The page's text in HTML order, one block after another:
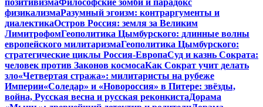
позитивизмаФилософские зомби и парадокс
физикализмаРазумный эгоизм: контраргументы и
диалектикаОстров Россия: земля за Великим
ЛимитрофомГеополитика Цымбурского: длинные волны
европейского милитаризмаГеополитика Цымбурского:
стратегические циклы Россия-ЕвропаСуд и казнь Сократа:
человек против Законов космосаКак Сократ учит делать
зло«Четвертая стража»: милитаристы на рубеже
Империи«Соледар» и «Новороссия» в Питере: звёзды,
война, Русская весна и русская реконкистаДорама